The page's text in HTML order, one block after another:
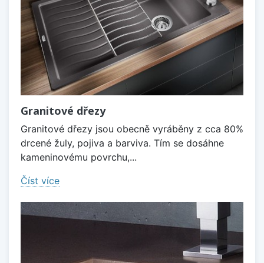
Granitové dřezy
Granitové dřezy jsou obecně vyráběny z cca 80%
drcené žuly, pojiva a barviva. Tím se dosáhne
kameninovému povrchu,...
Číst více